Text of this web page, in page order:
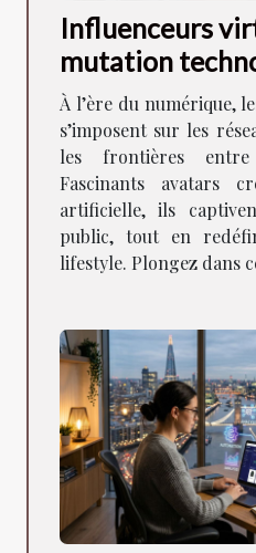
Influenceurs
mutation
miroir des
?
À l’ère du numérique,
s’imposent sur les
les frontières
Fascinants avatars
artificielle, ils
public, tout en
lifestyle. Plongez dans